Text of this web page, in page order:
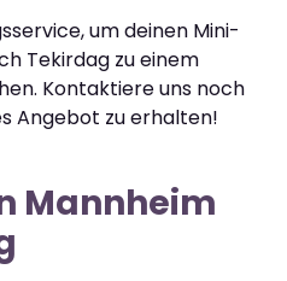
um deinen Mini-
Tekirdag zu einem
Kontaktiere uns noch
Angebot zu erhalten!
Mannheim